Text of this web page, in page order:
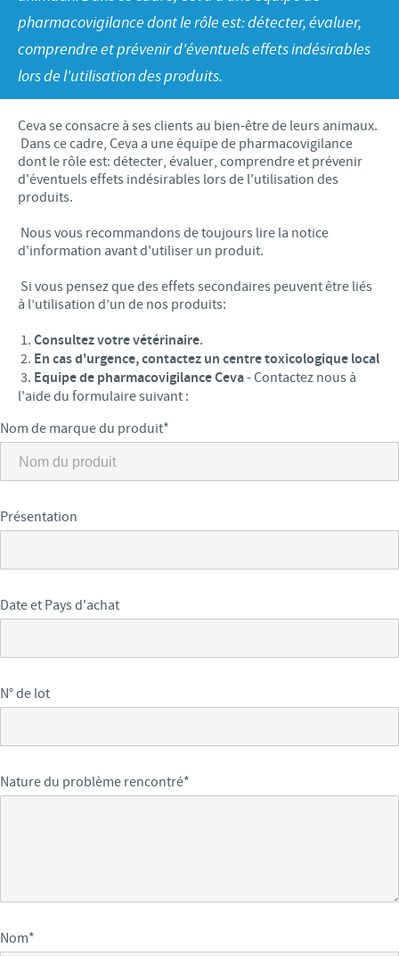
Volailles
Avantages du poussin Ceva Inside
C.H.I.C.K. Program®
Vaccins couvoirs
Equipements de vaccination
Communiqué de presse
Importance de la responsabilité
Programmes de soutien
Business et partenariat scientifique
CARRIERE
Offres d'emploi
CONTACTEZ-NOUS
pharmacovigilance dont le rôle est: détecter, évaluer,
comprendre et prévenir d'éventuels effets indésirables
lors de l'utilisation des produits.
Ceva se consacre à ses clients au bien-être de leurs animaux.
Dans ce cadre, Ceva a une équipe de pharmacovigilance
dont le rôle est: détecter, évaluer, comprendre et prévenir
d'éventuels effets indésirables lors de l'utilisation des
produits.
Nous vous recommandons de toujours lire la notice
d'information avant d'utiliser un produit.
Si vous pensez que des effets secondaires peuvent être liés
à l’utilisation d’un de nos produits:
1. Consultez votre vétérinaire.
2. En cas d'urgence, contactez un centre toxicologique local
3. Equipe de pharmacovigilance Ceva- Contactez nous à
l'aide du formulaire suivant :
Nom de marque du produit*
Présentation
Date et Pays d'achat
N° de lot
Nature du problème rencontré*
Nom*